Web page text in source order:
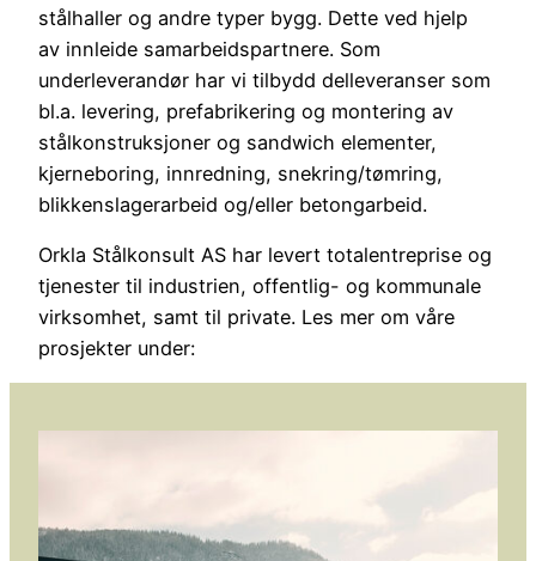
stålhaller og andre typer bygg. Dette ved hjelp
av innleide samarbeidspartnere. Som
underleverandør har vi tilbydd delleveranser som
bl.a. levering, prefabrikering og montering av
stålkonstruksjoner og sandwich elementer,
kjerneboring, innredning, snekring/tømring,
blikkenslagerarbeid og/eller betongarbeid.
Orkla Stålkonsult AS har levert totalentreprise og
tjenester til industrien, offentlig- og kommunale
virksomhet, samt til private. Les mer om våre
prosjekter under: